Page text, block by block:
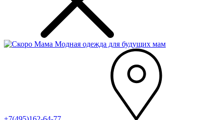
Модная одежда для будущих мам